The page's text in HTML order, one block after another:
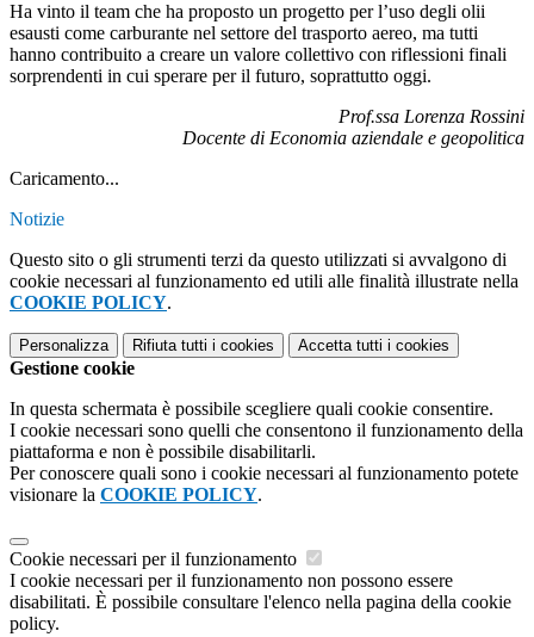
Ha vinto il team che ha proposto un progetto per l’uso degli olii
esausti come carburante nel settore del trasporto aereo, ma tutti
hanno contribuito a creare un valore collettivo con riflessioni finali
sorprendenti in cui sperare per il futuro, soprattutto oggi.
Prof.ssa Lorenza Rossini
Docente di Economia aziendale e geopolitica
Caricamento...
Notizie
Questo sito o gli strumenti terzi da questo utilizzati si avvalgono di
cookie necessari al funzionamento ed utili alle finalità illustrate nella
COOKIE POLICY.
Personalizza Rifiuta tutti i cookies Accetta tutti i cookies
Gestione cookie
In questa schermata è possibile scegliere quali cookie consentire.
I cookie necessari sono quelli che consentono il funzionamento della
piattaforma e non è possibile disabilitarli.
Per conoscere quali sono i cookie necessari al funzionamento potete
visionare la COOKIE POLICY.
Cookie necessari per il funzionamento
I cookie necessari per il funzionamento non possono essere
disabilitati. È possibile consultare l'elenco nella pagina della cookie
policy.